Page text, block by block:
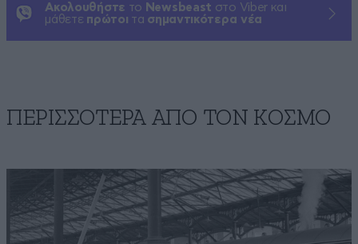
Ακολουθήστε το Newsbeast στο Viber και
μάθετε πρώτοι τα σημαντικότερα νέα
ΠΕΡΙΣΣΟΤΕΡΑ ΑΠΟ ΤΟΝ ΚΟΣΜΟ